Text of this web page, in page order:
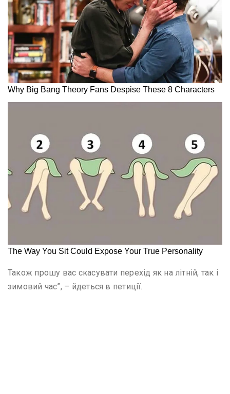
Також прошу вас скасувати перехід як на літній, так і
зимовий час”, – йдеться в петиції.